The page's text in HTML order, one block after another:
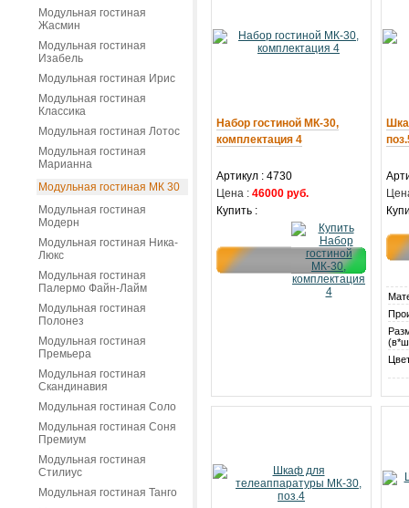
Модульная гостиная
Жасмин
Модульная гостиная
Изабель
Модульная гостиная Ирис
Модульная гостиная
Классика
Модульная гостиная Лотос
Модульная гостиная
Марианна
Модульная гостиная МК 30
Модульная гостиная
Модерн
Модульная гостиная Ника-
Люкс
Модульная гостиная
Палермо Файн-Лайм
Модульная гостиная
Полонез
Модульная гостиная
Премьера
Модульная гостиная
Скандинавия
Модульная гостиная Соло
Модульная гостиная Соня
Премиум
Модульная гостиная
Стилиус
Модульная гостиная Танго
Набор гостиной МК-30,
комплектация 4
Артикул : 4730
Цена : 46000 руб.
Купить :